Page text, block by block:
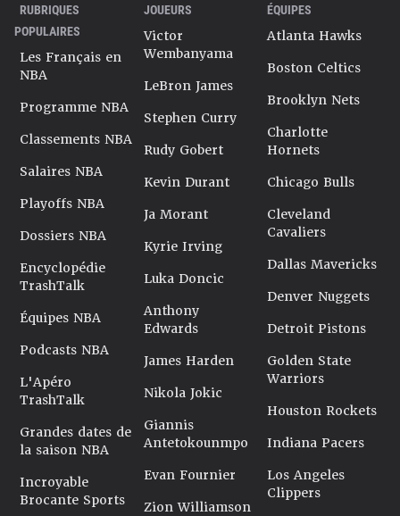
RUBRIQUES
POPULAIRES
Les Français en
NBA
Programme NBA
Classements NBA
Salaires NBA
Playoffs NBA
Dossiers NBA
Encyclopédie
TrashTalk
Équipes NBA
Podcasts NBA
L'Apéro
TrashTalk
Grandes dates de
la saison NBA
Incroyable
Brocante Sports
JOUEURS
Victor
Wembanyama
LeBron James
Stephen Curry
Rudy Gobert
Kevin Durant
Ja Morant
Kyrie Irving
Luka Doncic
Anthony
Edwards
James Harden
Nikola Jokic
Giannis
Antetokounmpo
Evan Fournier
Zion Williamson
ÉQUIPES
Atlanta Hawks
Boston Celtics
Brooklyn Nets
Charlotte
Hornets
Chicago Bulls
Cleveland
Cavaliers
Dallas Mavericks
Denver Nuggets
Detroit Pistons
Golden State
Warriors
Houston Rockets
Indiana Pacers
Los Angeles
Clippers